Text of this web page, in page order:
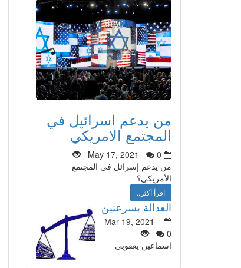
من يدعم اسرائيل في
المجتمع الامريكي
May 17, 2021
0
من يدعم إسرائل في المجتمع
الأمريكي؟
اقرأ أكثر..
العدالة بسرعتين
Mar 19, 2021
0
اسماعين يعقوبي